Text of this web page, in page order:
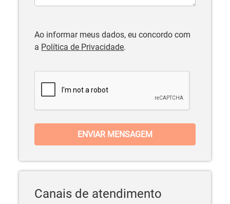
Ao informar meus dados, eu concordo com
a Política de Privacidade.
ENVIAR MENSAGEM
Canais de atendimento